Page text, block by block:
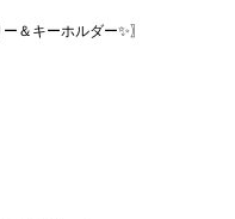
＆キーホルダー✨️〗